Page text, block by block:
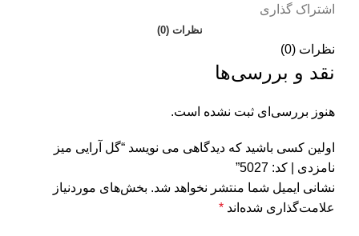
اشتراک گذاری
نظرات (0)
نظرات (0)
نقد و بررسی‌ها
هنوز بررسی‌ای ثبت نشده است.
اولین کسی باشید که دیدگاهی می نویسد “گل آرایی میز
نامزدی | کد: 5027”
نشانی ایمیل شما منتشر نخواهد شد. بخش‌های موردنیاز
علامت‌گذاری شده‌اند *